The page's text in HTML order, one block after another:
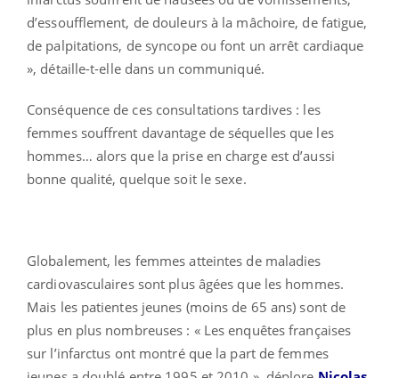
d’essoufflement, de douleurs à la mâchoire, de fatigue,
de palpitations, de syncope ou font un arrêt cardiaque
», détaille-t-elle dans un communiqué.
Conséquence de ces consultations tardives : les
femmes souffrent davantage de séquelles que les
hommes… alors que la prise en charge est d’aussi
bonne qualité, quelque soit le sexe.
Globalement, les femmes atteintes de maladies
cardiovasculaires sont plus âgées que les hommes.
Mais les patientes jeunes (moins de 65 ans) sont de
plus en plus nombreuses : « Les enquêtes françaises
sur l’infarctus ont montré que la part de femmes